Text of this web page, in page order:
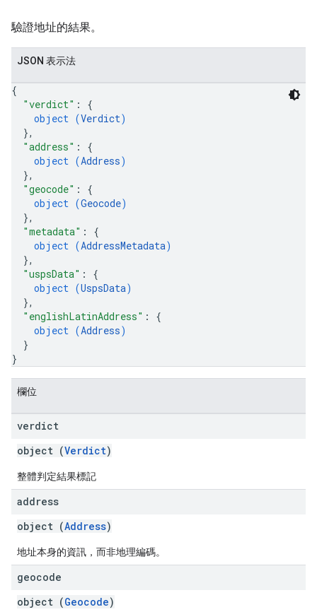
驗證地址的結果。
JSON 表示法
{
"verdict" : {
object (Verdict)
},
"address" : {
object (Address)
},
"geocode" : {
object (Geocode)
},
"metadata" : {
object (AddressMetadata)
},
"uspsData" : {
object (UspsData)
},
"englishLatinAddress" : {
object (Address)
}
}
欄位
verdict
object (Verdict)
整體判定結果標記
address
object (Address)
地址本身的資訊，而非地理編碼。
geocode
object (Geocode)